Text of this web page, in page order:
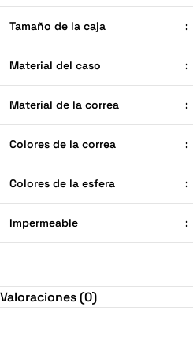
Tamaño de la caja :
Material del caso :
Material de la correa :
Colores de la correa :
Colores de la esfera :
Impermeable :
Valoraciones (0)